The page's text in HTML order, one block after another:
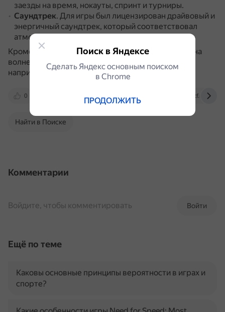
заезды на время, нокауты, спринт и турниры.
Саундтрек. Для игры был лицензирован драйвовый и
энергичный саундтрек, который соответствовал
атмосфере ночных гонок.
Кроме того, Underground и Underground 2 вышли на
волне популярности фильмов о стритрейсинге,
например «Форсажа».
0 cyber.sports.ru dtf.ru
Найти в Поиске
Комментарии
Войти
Войдите, чтобы комментировать
Ещё по теме
Каковы основные принципы вероятности в играх и
спорте?
Поиск в Яндексе
Сделать Яндекс основным поиском
в Сhrome
ПРОДОЛЖИТЬ